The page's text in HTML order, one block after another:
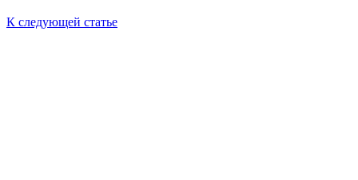
К следующей статье